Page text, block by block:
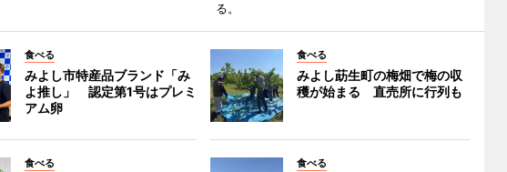
る。
食べる
みよし市特産品ブランド「み
よ推し」 認定第1号はプレミ
アム卵
食べる
みよし莇生町の梅畑で梅の収
穫が始まる 直売所に行列も
食べる 食べる